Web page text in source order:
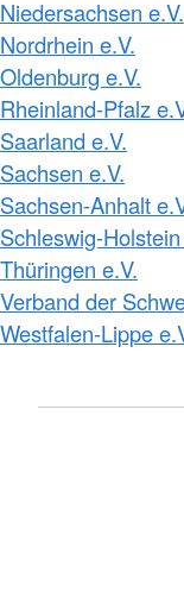
Niedersachsen e.V.
Nordrhein e.V.
Oldenburg e.V.
Rheinland-Pfalz
Saarland e.V.
Sachsen e.V.
Sachsen-Anhalt
Schleswig-Holstein
Thüringen e.V.
Verband der
Westfalen-Lippe